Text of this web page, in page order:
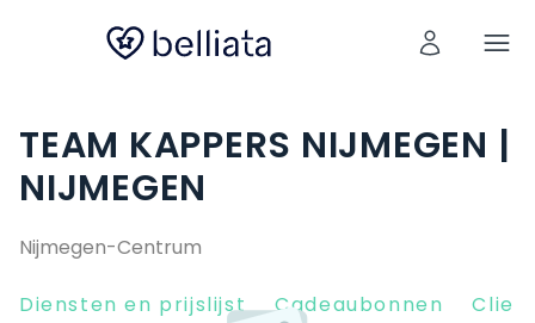
TEAM KAPPERS NIJMEGEN |
NIJMEGEN
Nijmegen-Centrum
Diensten en prijslijst Cadeaubonnen